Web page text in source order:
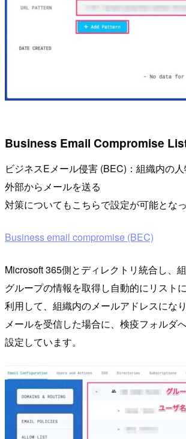
Business Email Compromise
ビジネスEメール侵害 (BEC)：組織内の
外部からメールを送る
対策についてもこちらで設定が可能となっ
Business email compromise (BEC)
Microsoft 365側とディレクトリ統合し、
グループの情報を取得し自動的にリスト
利用して、組織内のメールアドレスにな
メールを受信した場合に、検疫フォルダ
設定しています。